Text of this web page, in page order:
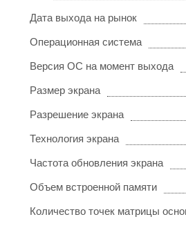
Дата выхода на рынок
Операционная система
Версия ОС на момент выхода
Размер экрана
Разрешение экрана
Технология экрана
Частота обновления экрана
Объем встроенной памяти
Количество точек матрицы